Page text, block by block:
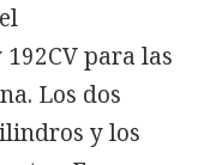
para las
Los dos
y los